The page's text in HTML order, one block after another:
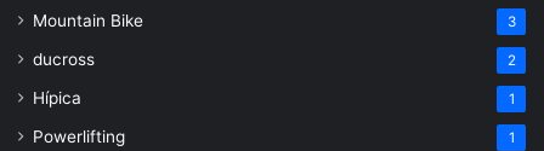
Mountain Bike 3
ducross 2
Hípica 1
Powerlifting 1